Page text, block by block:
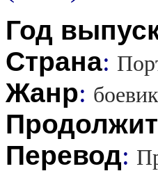
Год
Страна:
Жанр:
Перевод: